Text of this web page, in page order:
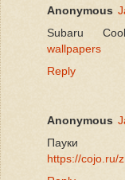
Anonymous
Subaru
wallpapers
Reply
Anonymous
Пауки
https://cojo.ru/